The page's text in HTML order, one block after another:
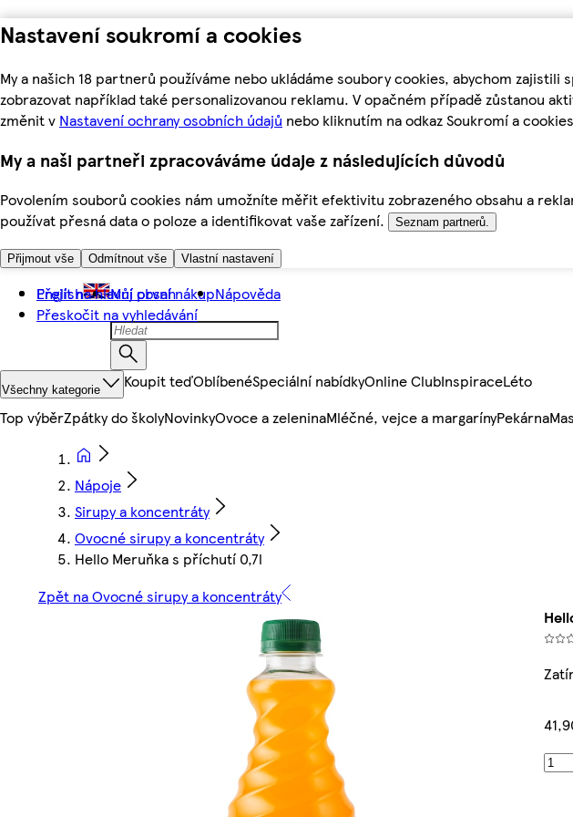
Nastavení soukromí a cookies
My a našich 18 partnerů používáme nebo ukládáme soubory cookies, abychom
zobrazovat například také personalizovanou reklamu. V opačném případě zůstanou
změnit v Nastavení ochrany osobních údajů nebo kliknutím na odkaz Soukromí a
My a naši partneři zpracováváme údaje z následujících důvodů
Povolením souborů cookies nám umožníte měřit efektivitu zobrazeného obsahu a
používat přesná data o poloze a identifikovat vaše zařízení.
Seznam partnerů.
Přijmout vše Odmítnout vše Vlastní nastavení
Přejít na hlavní obsah
Přeskočit na vyhledávání
English Můj první nákupNápověda
Všechny kategorie Koupit teďOblíbenéSpeciální nabídkyOnline ClubInspiraceLéto
Top výběrZpátky do školyNovinkyOvoce a zeleninaMléčné, vejce a margarínyPekárna
Nápoje
Sirupy a koncentráty
Ovocné sirupy a koncentráty
Hello Meruňka s příchutí 0,7l
Zpět na Ovocné sirupy a koncentráty